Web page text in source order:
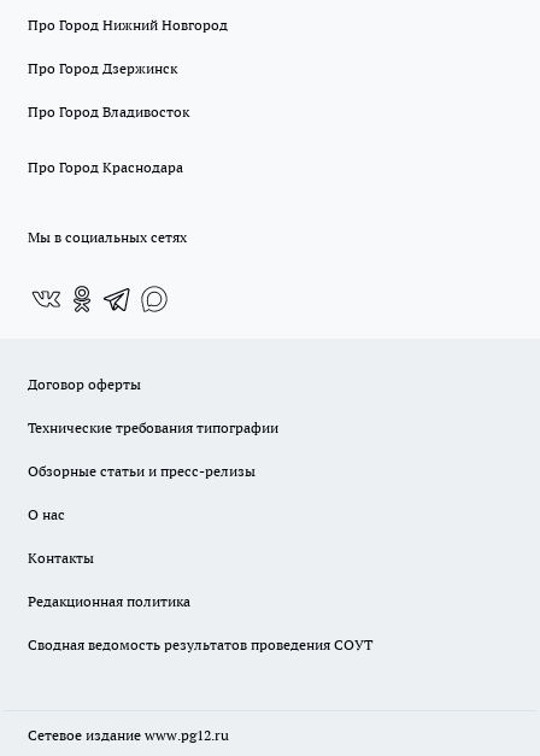
Про Город Нижний Новгород
Про Город Дзержинск
Про Город Владивосток
Про Город Краснодара
Мы в социальных сетях
Договор оферты
Технические требования типографии
Обзорные статьи и пресс-релизы
О нас
Контакты
Редакционная политика
Сводная ведомость результатов проведения СОУТ
Сетевое издание www.pg12.ru